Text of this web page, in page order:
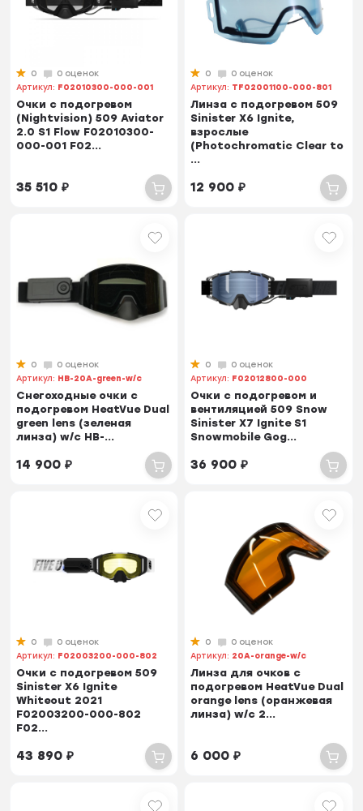
0
0 оценок
Артикул: F02010300-000-001
Очки с подогревом
(Nightvision) 509 Aviator
2.0 S1 Flow F02010300-
000-001 F02...
35 510₽
0
0 оценок
Артикул: TF02001100-000-801
Линза с подогревом 509
Sinister X6 Ignite,
взрослые
(Photochromatic Clear to
...
12 900₽
0
0 оценок
Артикул: HB-20A-green-w/c
Снегоходные очки с
подогревом HeatVue Dual
green lens (зеленая
линза) w/c HB-...
14 900₽
0
0 оценок
Артикул: F02012800-000
Очки с подогревом и
вентиляцией 509 Snow
Sinister X7 Ignite S1
Snowmobile Gog...
36 900₽
0
0 оценок
Артикул: F02003200-000-802
Очки с подогревом 509
Sinister X6 Ignite
Whiteout 2021
F02003200-000-802
F02...
43 890₽
0
0 оценок
Артикул: 20A-orange-w/c
Линза для очков с
подогревом HeatVue Dual
orange lens (оранжевая
линза) w/c 2...
6 000₽